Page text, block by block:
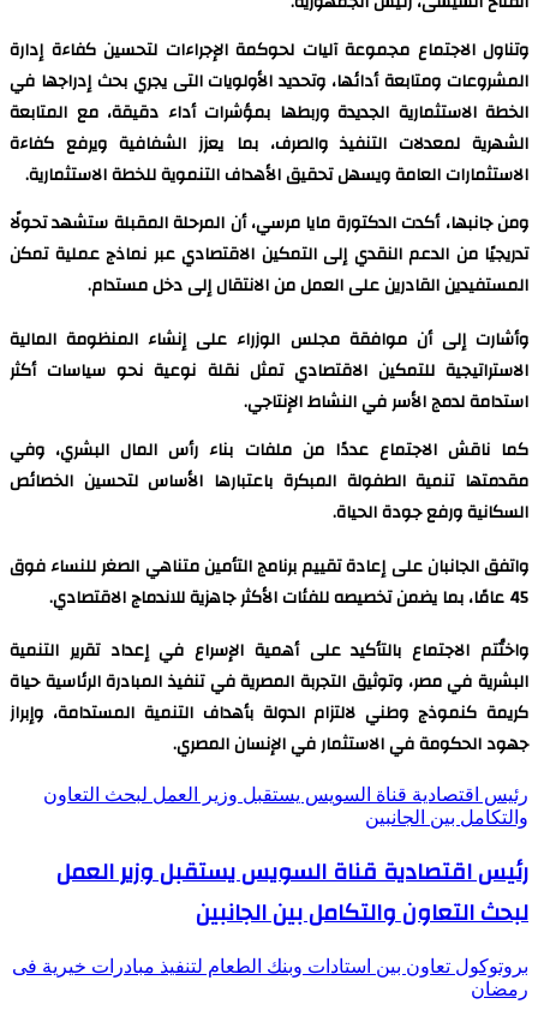
وتناول الاجتماع مجموعة آليات لحوكمة الإجراءات لتحسين كفاءة إدارة
المشروعات ومتابعة أدائها، وتحديد الأولويات التى يجري بحث إدراجها في
الخطة الاستثمارية الجديدة وربطها بمؤشرات أداء دقيقة، مع المتابعة
الشهرية لمعدلات التنفيذ والصرف، بما يعزز الشفافية ويرفع كفاءة
الاستثمارات العامة ويسهل تحقيق الأهداف التنموية للخطة الاستثمارية.
ومن جانبها، أكدت الدكتورة مايا مرسي، أن المرحلة المقبلة ستشهد تحولًا
تدريجيًا من الدعم النقدي إلى التمكين الاقتصادي عبر نماذج عملية تمكن
المستفيدين القادرين على العمل من الانتقال إلى دخل مستدام.
وأشارت إلى أن موافقة مجلس الوزراء على إنشاء المنظومة المالية
الاستراتيجية للتمكين الاقتصادي تمثل نقلة نوعية نحو سياسات أكثر
استدامة لدمج الأسر في النشاط الإنتاجي.
كما ناقش الاجتماع عددًا من ملفات بناء رأس المال البشري، وفي
مقدمتها تنمية الطفولة المبكرة باعتبارها الأساس لتحسين الخصائص
السكانية ورفع جودة الحياة.
واتفق الجانبان على إعادة تقييم برنامج التأمين متناهي الصغر للنساء فوق
45 عامًا، بما يضمن تخصيصه للفئات الأكثر جاهزية للاندماج الاقتصادي.
واختُتم الاجتماع بالتأكيد على أهمية الإسراع في إعداد تقرير التنمية
البشرية في مصر، وتوثيق التجربة المصرية في تنفيذ المبادرة الرئاسية حياة
كريمة كنموذج وطني لالتزام الدولة بأهداف التنمية المستدامة، وإبراز
جهود الحكومة في الاستثمار في الإنسان المصري.
رئيس اقتصادية قناة السويس يستقبل وزير العمل لبحث التعاون
والتكامل بين الجانبين
رئيس اقتصادية قناة السويس يستقبل وزير العمل
لبحث التعاون والتكامل بين الجانبين
بروتوكول تعاون بين استادات وبنك الطعام لتنفيذ مبادرات خيرية فى
رمضان